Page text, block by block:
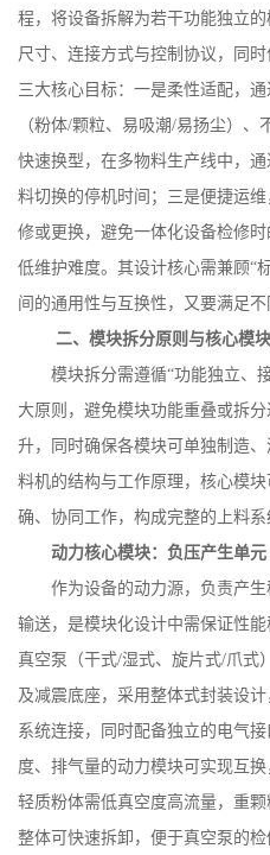
程，将设备拆解为若干功能独立
尺寸、连接方式与控制协议，同
三大核心目标：一是柔性适配，
（粉体/颗粒、易吸潮/易扬尘）、
快速换型，在多物料生产线中，
料切换的停机时间；三是便捷运
修或更换，避免一体化设备检修
低维护难度。其设计核心需兼顾“
间的通用性与互换性，又要满足不
二、模块拆分原则与核心模
模块拆分需遵循“功能独立、
大原则，避免模块功能重叠或拆
升，同时确保各模块可单独制造
料机的结构与工作原理，核心模
确、协同工作，构成完整的上料系
动力核心模块：负压产生单元
作为设备的动力源，负责产
输送，是模块化设计中需保证性
真空泵（干式/湿式、旋片式/爪式
及减震底座，采用整体式封装设
系统连接，同时配备独立的电气
度、排气量的动力模块可实现互
轻质粉体需低真空度高流量，重
整体可快速拆卸，便于真空泵的